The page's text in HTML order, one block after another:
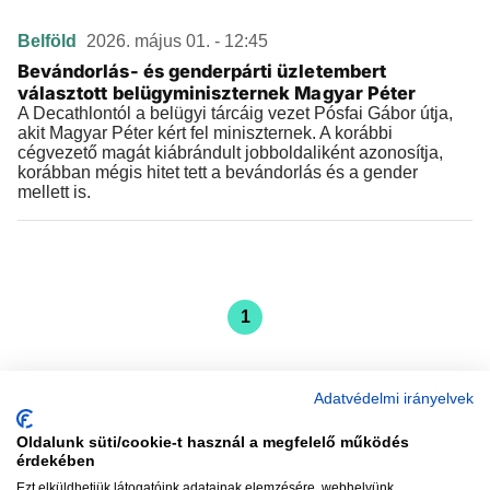
Belföld 2026. május 01. - 12:45
Bevándorlás- és genderpárti üzletembert
választott belügyminiszternek Magyar Péter
A Decathlontól a belügyi tárcáig vezet Pósfai Gábor útja,
akit Magyar Péter kért fel miniszternek. A korábbi
cégvezető magát kiábrándult jobboldaliként azonosítja,
korábban mégis hitet tett a bevándorlás és a gender
mellett is.
1
Adatvédelmi irányelvek
Oldalunk süti/cookie-t használ a megfelelő működés
érdekében